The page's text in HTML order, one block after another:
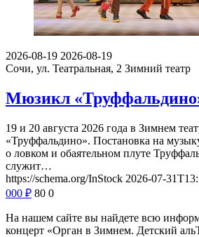
2026-08-19 2026-08-19
Сочи, ул. Театральная, 2 Зимний театр
Мюзикл
19 и 20 августа 2026 года в Зимнем
«Труффальдино». Постановка на
о ловком и обаятельном плуте
служит…
https://schema.org/InStock 2026-07-
000 ₽ 80 0
На нашем сайте вы найдете всю
концерт «Орган в Зимнем. Детский